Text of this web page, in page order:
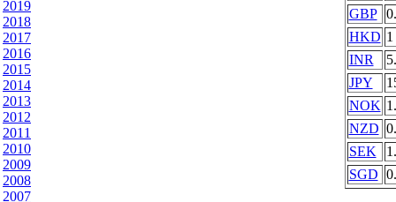
2019
2018
2017
2016
2015
2014
2013
2012
2011
2010
2009
2008
2007
GBP
HKD 1
INR
JPY
NOK
NZD
SEK
SGD